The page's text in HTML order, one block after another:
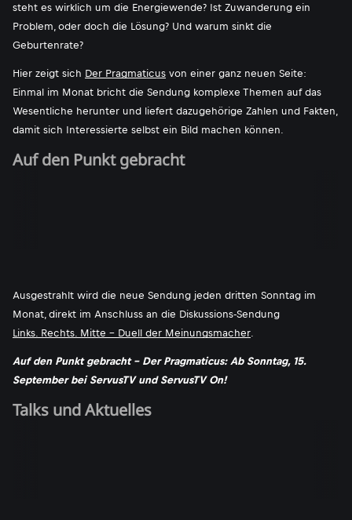
steht es wirklich um die Energiewende? Ist Zuwanderung ein
Problem, oder doch die Lösung? Und warum sinkt die
Geburtenrate?
Hier zeigt sich Der Pragmaticus von einer ganz neuen Seite:
Einmal im Monat bricht die Sendung komplexe Themen auf das
Wesentliche herunter und liefert dazugehörige Zahlen und Fakten,
damit sich Interessierte selbst ein Bild machen können.
Auf den Punkt gebracht
Ausgestrahlt wird die neue Sendung jeden dritten Sonntag im
Monat, direkt im Anschluss an die Diskussions-Sendung
Links. Rechts. Mitte - Duell der Meinungsmacher.
Auf den Punkt gebracht - Der Pragmaticus: Ab Sonntag, 15.
September bei ServusTV und ServusTV On!
Talks und Aktuelles